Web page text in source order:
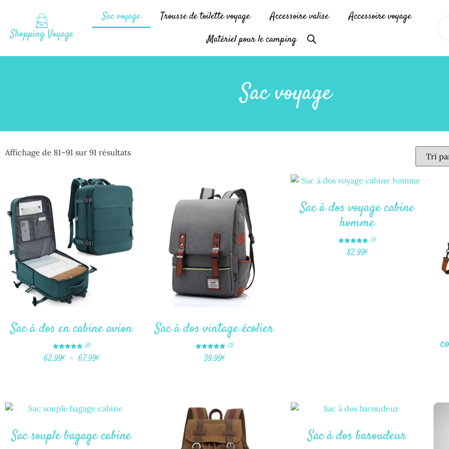
Sac voyage Trousse de toilette voyage Accessoire valise
Accessoire voyage
Matériel pour le camping
Sac voyage
Affichage de 81–91 sur 91 résultats
Sac à dos en cabine avion
Note
4.80
(5)
62.99€ – 67.99€
Sac à dos vintage écolier
Note
5.00
(2)
39.99€
Sac à dos voyage cabine
homme
Note
4.80
(5)
82.99€
Sac souple bagage cabine Sac à dos baroudeur